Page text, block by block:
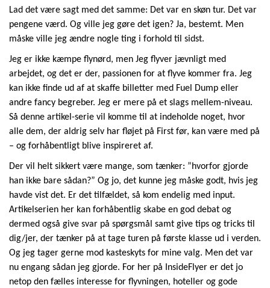
Lad det være sagt med det samme: Det var en skøn tur. Det var
pengene værd. Og ville jeg gøre det igen? Ja, bestemt. Men
måske ville jeg ændre nogle ting i forhold til sidst.
Jeg er ikke kæmpe flynørd, men Jeg flyver jævnligt med
arbejdet, og det er der, passionen for at flyve kommer fra. Jeg
kan ikke finde ud af at skaffe billetter med Fuel Dump eller
andre fancy begreber. Jeg er mere på et slags mellem-niveau.
Så denne artikel-serie vil komme til at indeholde noget, hvor
alle dem, der aldrig selv har fløjet på First før, kan være med på
– og forhåbentligt blive inspireret af.
Der vil helt sikkert være mange, som tænker: ”hvorfor gjorde
han ikke bare sådan?” Og jo, det kunne jeg måske godt, hvis jeg
havde vist det. Er det tilfældet, så kom endelig med input.
Artikelserien her kan forhåbentlig skabe en god debat og
dermed også give svar på spørgsmål samt give tips og tricks til
dig/jer, der tænker på at tage turen på første klasse ud i verden.
Og jeg tager gerne mod kasteskyts for mine valg. Men det var
nu engang sådan jeg gjorde. For her på InsideFlyer er det jo
netop den fælles interesse for flyvningen, hoteller og gode